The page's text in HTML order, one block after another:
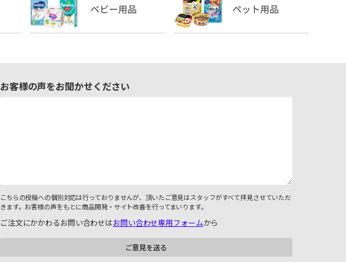
お客様の声をお聞かせください
こちらの投稿への個別対応は行っておりませんが、頂いたご意見はスタッフがすべて拝見させていただ
きます。お客様の声をもとに商品開発・サイト改善を行ってまいります。
ご注文にかかわるお問い合わせはお問い合わせ専用フォームから